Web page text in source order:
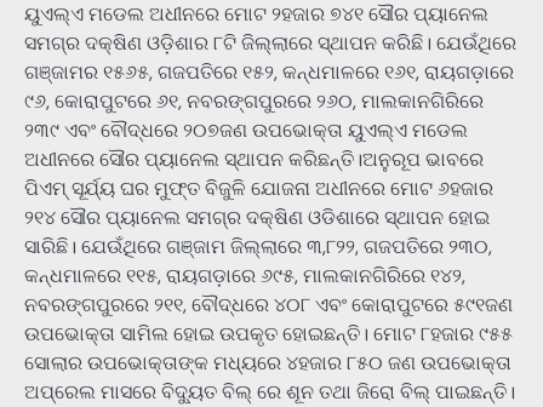
ୟୁଏଲ୍ଏ ମଡେଲ ଅଧୀନରେ ମୋଟ ୨ହଜାର ୭୪୧ ସୌର ପ୍ୟାନେଲ
ସମଗ୍ର ଦକ୍ଷିଣ ଓଡ଼ିଶାର ୮ଟି ଜିଲ୍ଲାରେ ସ୍ଥାପନ କରିଛି। ଯେଉଁଥିରେ
ଗଞ୍ଜାମର ୧୫୬୫, ଗଜପତିରେ ୧୫୨, କନ୍ଧମାଳରେ ୧୬୧, ରାୟଗଡ଼ାରେ
୯୬, କୋରାପୁଟରେ ୬୧, ନବରଙ୍ଗପୁରରେ ୨୬୦, ମାଲକାନଗିରିରେ
୨୩୯ ଏବଂ ବୌଦ୍ଧରେ ୨୦୭ଜଣ ଉପଭୋକ୍ତା ୟୁଏଲ୍ଏ ମଡେଲ
ଅଧୀନରେ ସୌର ପ୍ୟାନେଲ ସ୍ଥାପନ କରିଛନ୍ତି।ଅନୁରୂପ ଭାବରେ
ପିଏମ୍ ସୂର୍ଯ୍ୟ ଘର ମୁଫ୍ତ ବିଜୁଳି ଯୋଜନା ଅଧୀନରେ ମୋଟ ୬ହଜାର
୨୧୪ ସୌର ପ୍ୟାନେଲ ସମଗ୍ର ଦକ୍ଷିଣ ଓଡିଶାରେ ସ୍ଥାପନ ହୋଇ
ସାରିଛି। ଯେଉଁଥିରେ ଗଞ୍ଜାମ ଜିଲ୍ଲାରେ ୩,୮୨୨, ଗଜପତିରେ ୨୩୦,
କନ୍ଧମାଳରେ ୧୧୫, ରାୟଗଡ଼ାରେ ୬୯୫, ମାଲକାନଗିରିରେ ୧୪୨,
ନବରଙ୍ଗପୁରରେ ୨୧୧, ବୌଦ୍ଧରେ ୪୦୮ ଏବଂ କୋରାପୁଟରେ ୫୯୧ଜଣ
ଉପଭୋକ୍ତା ସାମିଲ ହୋଇ ଉପକୃତ ହୋଇଛନ୍ତି। ମୋଟ ୮ହଜାର ୯୫୫
ସୋଲାର ଉପଭୋକ୍ତାଙ୍କ ମଧ୍ୟରେ ୪ହଜାର ୮୫୦ ଜଣ ଉପଭୋକ୍ତା
ଅପ୍ରେଲ ମାସରେ ବିଦ୍ୟୁତ ବିଲ୍ ରେ ଶୂନ ତଥା ଜିରୋ ବିଲ୍ ପାଇଛନ୍ତି।